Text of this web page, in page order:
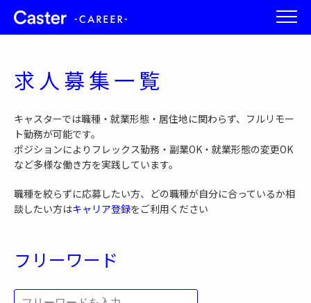
求人募集一覧
キャスターでは職種・就業形態・居住地に関わらず、フルリモー
ト勤務が可能です。
ポジションによりフレックス勤務・副業OK・就業形態の変更OK
など多様な働き方を実践しています。
職種を絞らずに応募したい方、どの職種が自分に合っているか相
談したい方はキャリア登録をご利用ください
フリーワード